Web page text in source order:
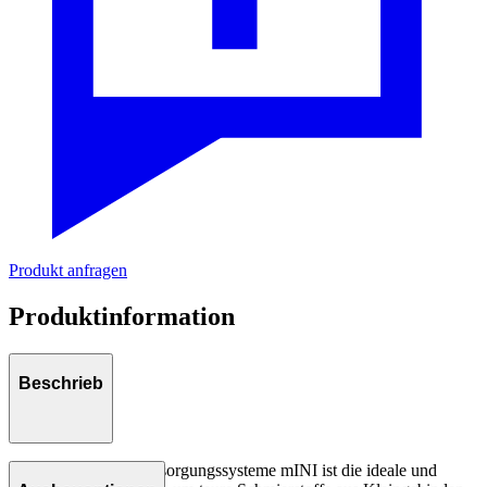
Produkt anfragen
Produktinformation
Beschrieb
Das Druckluft-Fettversorgungssysteme mINI ist die ideale und